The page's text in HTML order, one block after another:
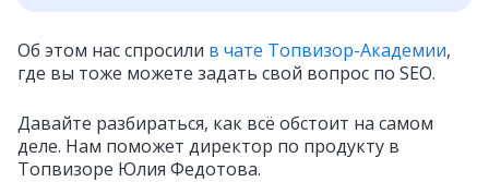
Об этом нас спросили в чате Топвизор-Академии,
где вы тоже можете задать свой вопрос по SEO.
Давайте разбираться, как всё обстоит на самом
деле. Нам поможет директор по продукту в
Топвизоре Юлия Федотова.